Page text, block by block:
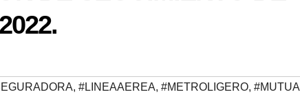
, #LINEAAEREA, #METROLIGERO, #MUTUA